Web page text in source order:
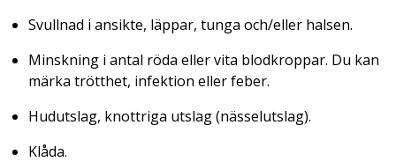
Svullnad i ansikte, läppar, tunga och/eller halsen.
Minskning i antal röda eller vita blodkroppar. Du kan
märka trötthet, infektion eller feber.
Hudutslag, knottriga utslag (nässelutslag).
Klåda.